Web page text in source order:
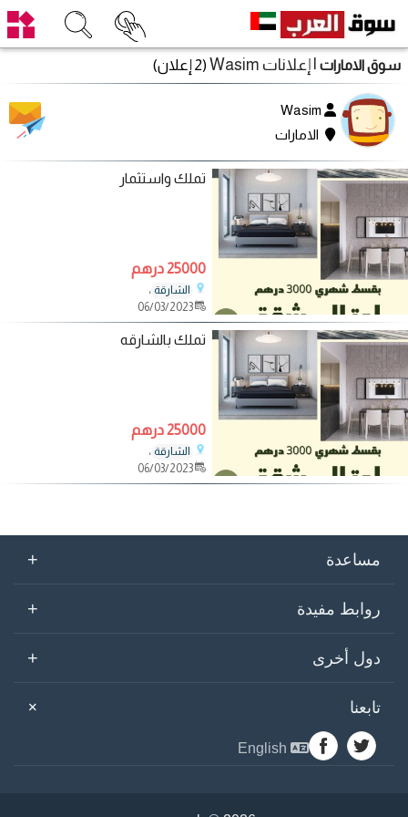
سوق الامارات | إعلانات Wasim (2 إعلان)
الامارات
تملك واستثمار
25000 درهم
الشارقة ،
06/03/2023
تملك بالشارقه
25000 درهم
الشارقة ،
06/03/2023
مساعدة +
روابط مفيدة +
دول أخرى +
تابعنا +